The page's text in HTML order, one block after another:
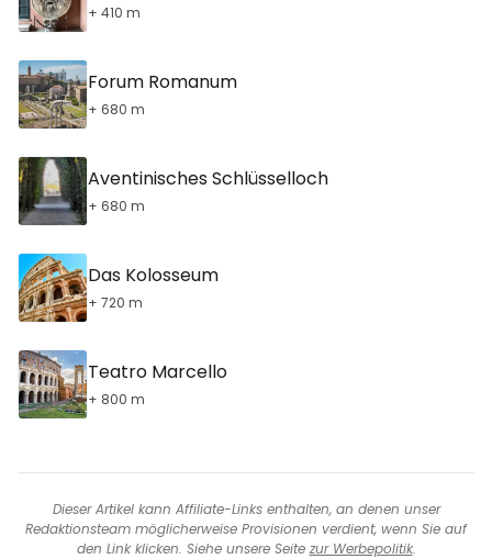
+ 410 m
Forum Romanum
+ 680 m
Aventinisches Schlüsselloch
+ 680 m
Das Kolosseum
+ 720 m
Teatro Marcello
+ 800 m
Dieser Artikel kann Affiliate-Links enthalten, an denen unser
Redaktionsteam möglicherweise Provisionen verdient, wenn Sie auf
den Link klicken. Siehe unsere Seite zur Werbepolitik.